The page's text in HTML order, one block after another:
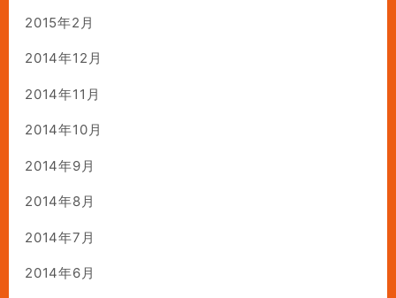
2015年2月
2014年12月
2014年11月
2014年10月
2014年9月
2014年8月
2014年7月
2014年6月